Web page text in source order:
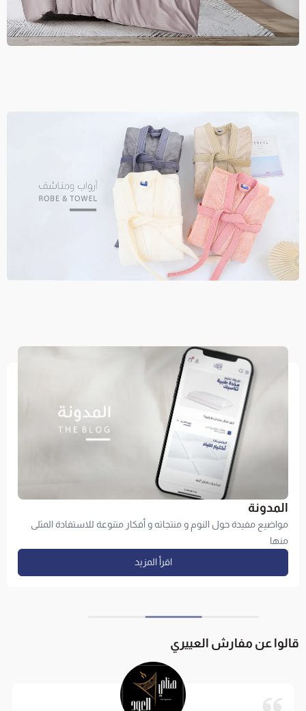
المدونة
مواضيع مفيدة حول النوم و منتجاته و أفكار متنوعة للاستفادة المثلى
منها
اقرأ المزيد
قالوا عن مفارش العييري